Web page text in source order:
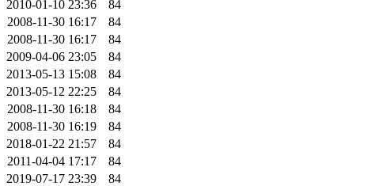
2010-01-10 23:36
84
2008-11-30 16:17
84
2008-11-30 16:17
84
2009-04-06 23:05
84
2013-05-13 15:08
84
2013-05-12 22:25
84
2008-11-30 16:18
84
2008-11-30 16:19
84
2018-01-22 21:57
84
2011-04-04 17:17
84
2019-07-17 23:39
84